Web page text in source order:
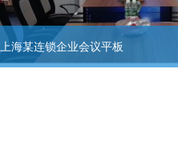
上海某连锁企业会议平板